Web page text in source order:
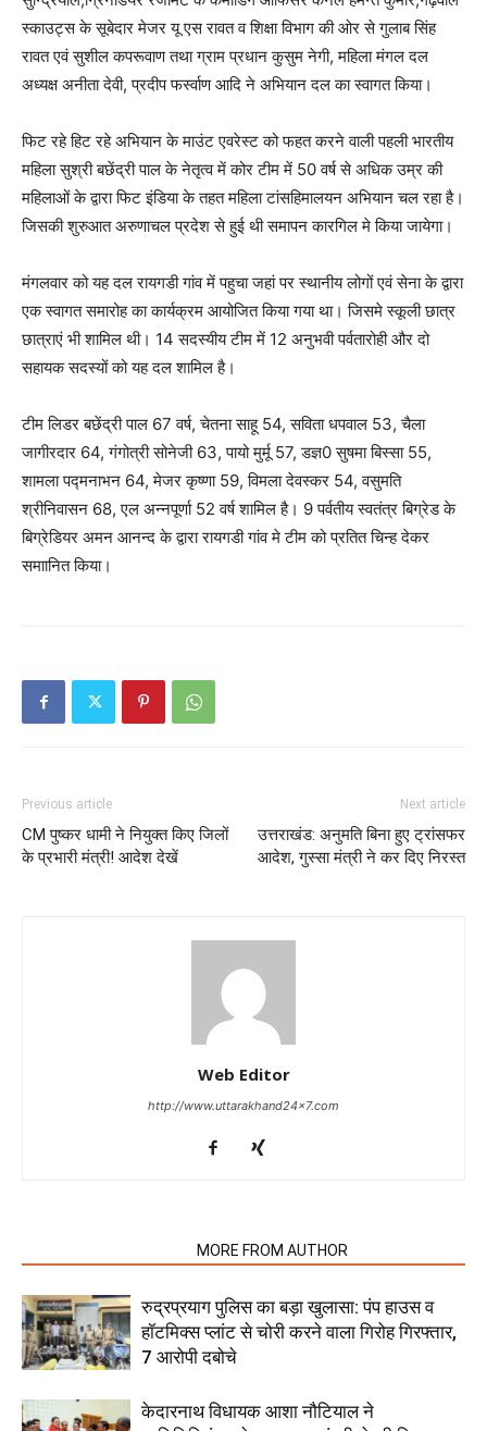
स्काउट्स के सूबेदार मेजर यू एस रावत व शिक्षा विभाग की ओर से गुलाब सिंह
रावत एवं सुशील कपरूवाण तथा ग्राम प्रधान कुसुम नेगी, महिला मंगल दल
अध्यक्ष अनीता देवी, प्रदीप फर्स्वाण आदि ने अभियान दल का स्वागत किया।
फिट रहे हिट रहे अभियान के माउंट एवरेस्ट को फहत करने वाली पहली भारतीय
महिला सुश्री बछेंद्री पाल के नेतृत्व में कोर टीम में 50 वर्ष से अधिक उम्र की
महिलाओं के द्वारा फिट इंडिया के तहत महिला टांसहिमालयन अभियान चल रहा है।
जिसकी शुरुआत अरुणाचल प्रदेश से हुई थी समापन कारगिल मे किया जायेगा।
मंगलवार को यह दल रायगडी गांव में पहुचा जहां पर स्थानीय लोगों एवं सेना के द्वारा
एक स्वागत समारोह का कार्यक्रम आयोजित किया गया था। जिसमे स्कूली छात्र
छात्राएं भी शामिल थी। 14 सदस्यीय टीम में 12 अनुभवी पर्वतारोही और दो
सहायक सदस्यों को यह दल शामिल है।
टीम लिडर बछेंद्री पाल 67 वर्ष, चेतना साहू 54, सविता धपवाल 53, चैला
जागीरदार 64, गंगोत्री सोनेजी 63, पायो मुर्मू 57, डज्ञ0 सुषमा बिस्सा 55,
शामला पद्मनाभन 64, मेजर कृष्णा 59, विमला देवस्कर 54, वसुमति
श्रीनिवासन 68, एल अन्नपूर्णा 52 वर्ष शामिल है। 9 पर्वतीय स्वतंत्र बिग्रेड के
बिग्रेडियर अमन आनन्द के द्वारा रायगडी गांव मे टीम को प्रतित चिन्ह देकर
समाानित किया।
Previous article
CM पुष्कर धामी ने नियुक्त किए जिलों
के प्रभारी मंत्री! आदेश देखें
Next article
उत्तराखंड: अनुमति बिना हुए ट्रांसफर
आदेश, गुस्सा मंत्री ने कर दिए निरस्त
Web Editor
http://www.uttarakhand24x7.com
MORE FROM AUTHOR
रुद्रप्रयाग पुलिस का बड़ा खुलासा: पंप हाउस व
हॉटमिक्स प्लांट से चोरी करने वाला गिरोह गिरफ्तार,
7 आरोपी दबोचे
केदारनाथ विधायक आशा नौटियाल ने